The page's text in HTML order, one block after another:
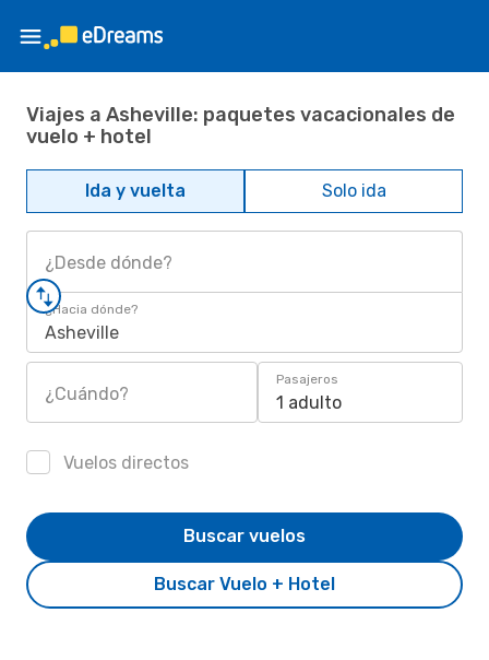
Viajes a Asheville: paquetes vacacionales de
vuelo + hotel
Ida y vuelta Solo ida
¿Desde dónde?
¿Hacia dónde?
Asheville
¿Cuándo?
Pasajeros
1 adulto
Vuelos directos
Buscar Vuelo + Hotel
Buscar vuelos